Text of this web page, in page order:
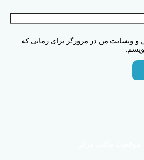
و وبسایت من در مرورگر برای زمانی که